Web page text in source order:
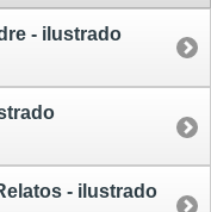
- ilustrado
- ilustrado